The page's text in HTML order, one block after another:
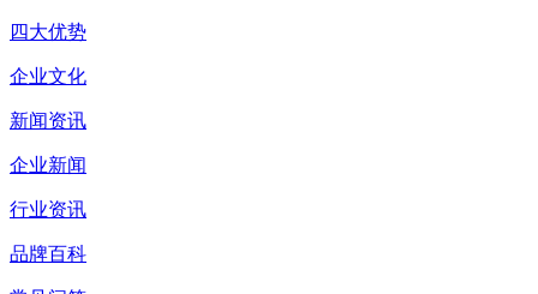
四大优势
企业文化
新闻资讯
企业新闻
行业资讯
品牌百科